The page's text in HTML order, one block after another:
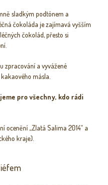
sladkým podtónem a
čokoláda je zajímavá vyšším
čokolád, přesto si
zpracování a vyvážené
másla.
pro všechny, kdo rádi
ocenění „Zlatá Salima 2014“ a
kraje).